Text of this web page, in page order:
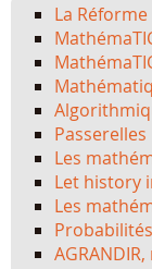
La
Passerelles
Les
Let history
Les